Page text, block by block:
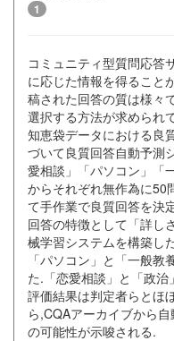
1
コミュニティ型質問応答
に応じた情報を得ること
稿された回答の質は様々
選択する方法が求められ
知恵袋データにおける良
づいて良質回答自動予測
愛相談」「パソコン」「
からそれぞれ無作為に50
て手作業で良質回答を決
回答の特徴として「詳し
械学習システムを構築し
「パソコン」と「一般
た.「恋愛相談」と「政
評価結果は判定者らとほ
ら,CQAアーカイブから
の可能性が示唆される.